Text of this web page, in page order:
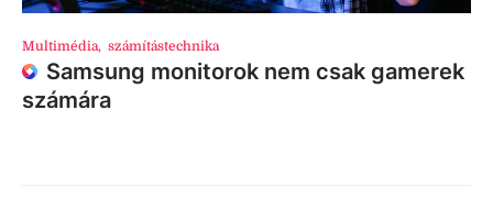
Multimédia, számítástechnika
Samsung monitorok nem csak gamerek
számára